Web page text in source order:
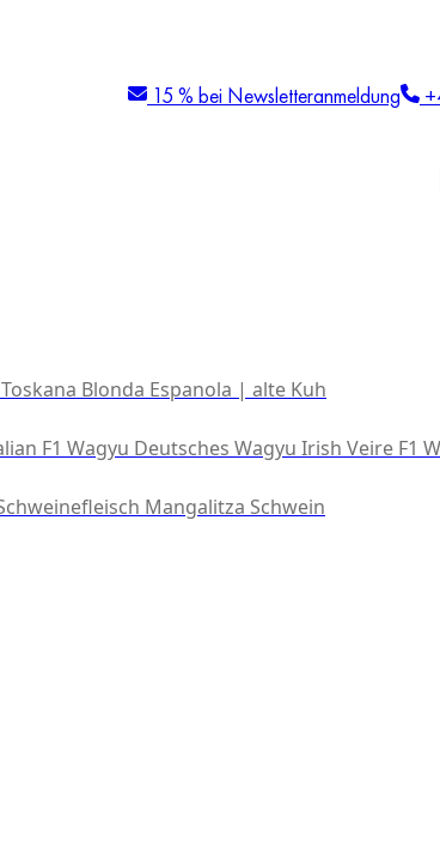
15 % bei Newsletteranmeldung
Blonda Espanola | alte Kuh
F1 Wagyu Deutsches Wagyu Irish Veire F1
Mangalitza Schwein